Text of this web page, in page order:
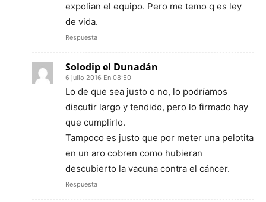
expolian el equipo. Pero me temo q es ley
de vida.
Respuesta
Solodip el Dunadán
6 julio 2016 En 08:50
Lo de que sea justo o no, lo podríamos
discutir largo y tendido, pero lo firmado hay
que cumplirlo.
Tampoco es justo que por meter una pelotita
en un aro cobren como hubieran
descubierto la vacuna contra el cáncer.
Respuesta